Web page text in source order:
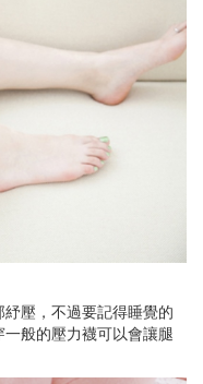
壓，不過要記得睡覺的
般的壓力襪可以會讓腿